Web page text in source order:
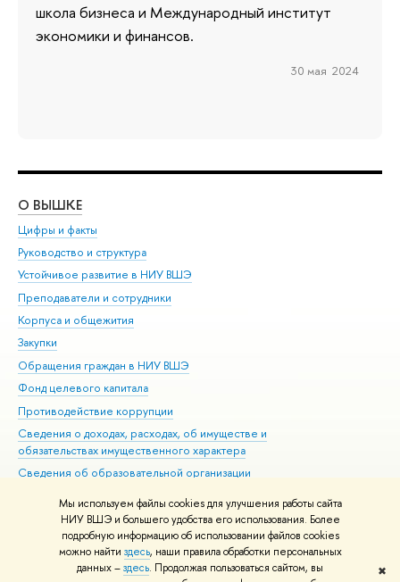
Мы используем файлы cookies для улучшения работы сайта
НИУ ВШЭ и большего удобства его использования. Более
подробную информацию об использовании файлов cookies
можно найти здесь, наши правила обработки персональных
данных –здесь. Продолжая пользоваться сайтом, вы
✖
школа бизнеса и Международный институт
экономики и финансов.
30 мая 2024
О ВЫШКЕ
Цифры и факты
Руководство и структура
Устойчивое развитие в НИУ ВШЭ
Преподаватели и сотрудники
Корпуса и общежития
Закупки
Обращения граждан в НИУ ВШЭ
Фонд целевого капитала
Противодействие коррупции
Сведения о доходах, расходах, об имуществе и
обязательствах имущественного характера
Сведения об образовательной организации
Людям с ограниченными возможностями здоровья
Единая платежная страница
Работа в Вышке